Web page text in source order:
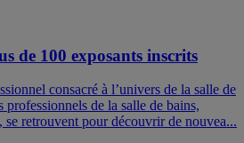
de 100 exposants inscrits
consacré à l’univers de la salle de
professionnels de la salle de bains,
se retrouvent pour découvrir de nouvea...